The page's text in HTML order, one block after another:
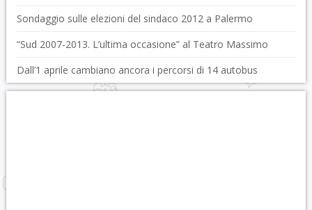
Sondaggio sulle elezioni del sindaco 2012 a Palermo
“Sud 2007-2013. L’ultima occasione” al Teatro Massimo
Dall’1 aprile cambiano ancora i percorsi di 14 autobus